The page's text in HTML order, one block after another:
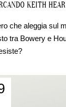
KEITH
che aleggia sul
tra Bowery e